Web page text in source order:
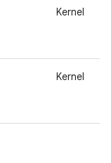
Kernel
Kernel